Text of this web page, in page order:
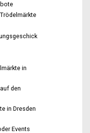
in
den
in Dresden
Events